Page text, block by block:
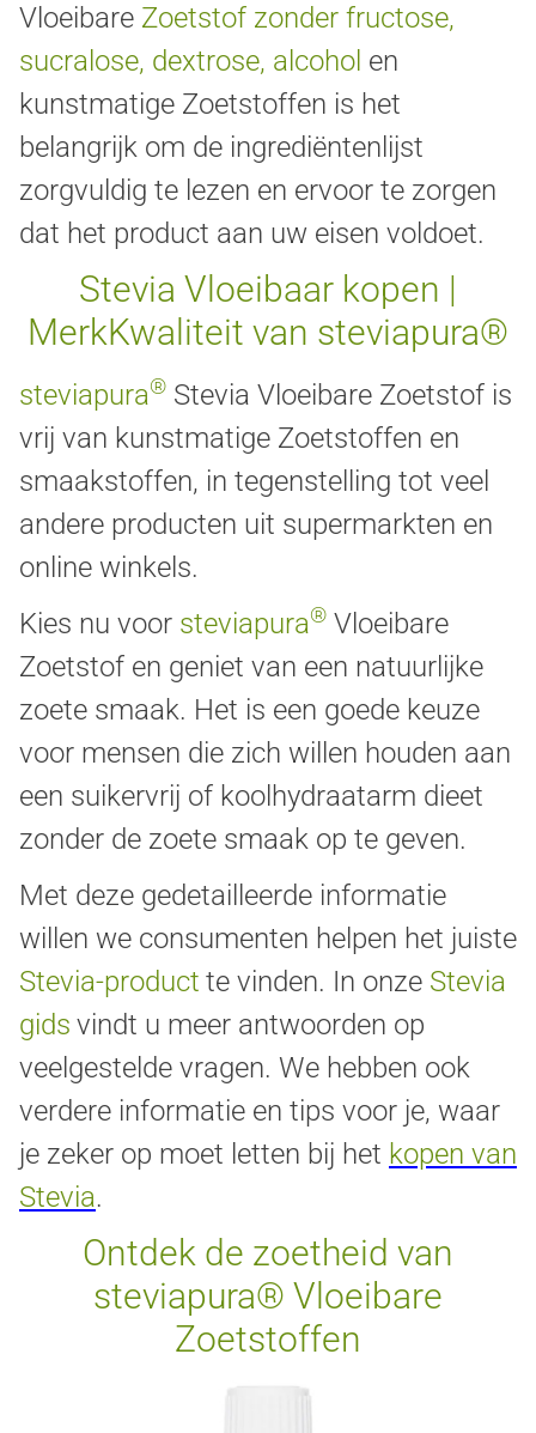
Vloeibare Zoetstof zonder fructose,
sucralose, dextrose, alcohol en
kunstmatige Zoetstoffen is het
belangrijk om de ingrediëntenlijst
zorgvuldig te lezen en ervoor te zorgen
dat het product aan uw eisen voldoet.
Stevia Vloeibaar kopen |
MerkKwaliteit van steviapura®
steviapura® Stevia Vloeibare Zoetstof is
vrij van kunstmatige Zoetstoffen en
smaakstoffen, in tegenstelling tot veel
andere producten uit supermarkten en
online winkels.
Kies nu voor steviapura® Vloeibare
Zoetstof en geniet van een natuurlijke
zoete smaak. Het is een goede keuze
voor mensen die zich willen houden aan
een suikervrij of koolhydraatarm dieet
zonder de zoete smaak op te geven.
Met deze gedetailleerde informatie
willen we consumenten helpen het juiste
Stevia-product te vinden. In onze Stevia
gids vindt u meer antwoorden op
veelgestelde vragen. We hebben ook
verdere informatie en tips voor je, waar
je zeker op moet letten bij het kopen van
Stevia.
Ontdek de zoetheid van
steviapura® Vloeibare
Zoetstoffen